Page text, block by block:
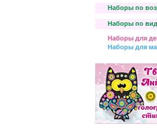
Наборы по
Наборы по
Наборы для
Наборы для